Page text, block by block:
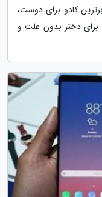
کادو برای دوست،
برای دختر بدون علت و